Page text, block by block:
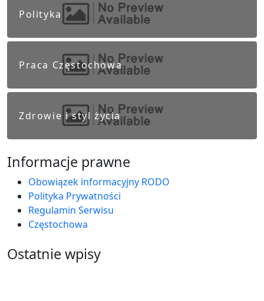
Polityka
Praca Częstochowa
Zdrowie i styl życia
Informacje prawne
Obowiązek informacyjny RODO
Polityka Prywatności
Regulamin Serwisu
Częstochowa
Ostatnie wpisy